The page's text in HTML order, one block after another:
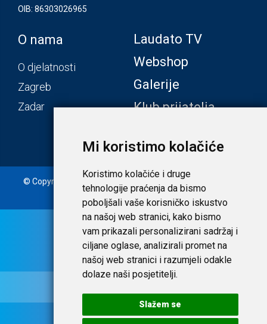
Mi koristimo kolačiće
Koristimo kolačiće i druge
tehnologije praćenja da bismo
poboljšali vaše korisničko iskustvo
na našoj web stranici, kako bismo
vam prikazali personalizirani sadržaj i
ciljane oglase, analizirali promet na
našoj web stranici i razumjeli odakle
dolaze naši posjetitelji.
Slažem se
OIB: 86303026965
O nama
O djelatnosti
Zagreb
Zadar
Laudato TV
Webshop
Galerije
Klub prijatelja
© Copyright 2020. Laudato d.o.o. | Tečaj konverzije: 1 EUR =
7,53450 HRK | Uvjeti i privatnost